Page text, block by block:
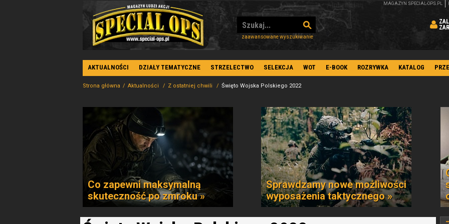
zaawansowane wyszukiwanie
MAGAZYN SPECIAL-OPS.PL
AKTUALNOŚCI DZIAŁY TEMATYCZNE STRZELECTWO SELEKCJA WOT E-BOOK ROZRYWKA KATALOG
Strona główna Aktualności Z ostatniej chwili Święto Wojska Polskiego 2022
Co zapewni maksymalną
skuteczność po zmroku »
Sprawdzamy nowe możliwości
wyposażenia taktycznego »